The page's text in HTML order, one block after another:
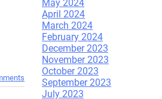
May 2024
April 2024
March 2024
February 2024
December 2023
November 2023
October 2023
September 2023
July 2023